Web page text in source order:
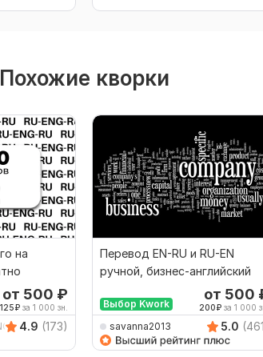
Похожие кворки
на
от 500 ₽
125₽ за 1 000 зн.
4.9 (173)
Перевод EN-RU и RU-EN
ручной, бизнес-английский
Выбор Kwork
от 500
200₽ за 1 000
savanna2013 5.0